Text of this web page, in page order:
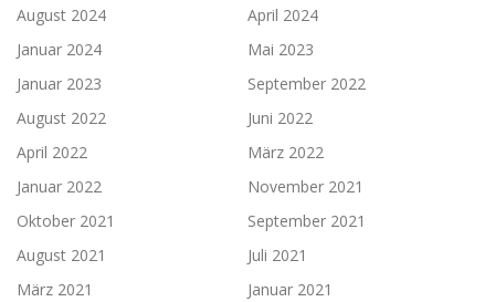
August 2024
April 2024
Januar 2024
Mai 2023
Januar 2023
September 2022
August 2022
Juni 2022
April 2022
März 2022
Januar 2022
November 2021
Oktober 2021
September 2021
August 2021
Juli 2021
März 2021
Januar 2021